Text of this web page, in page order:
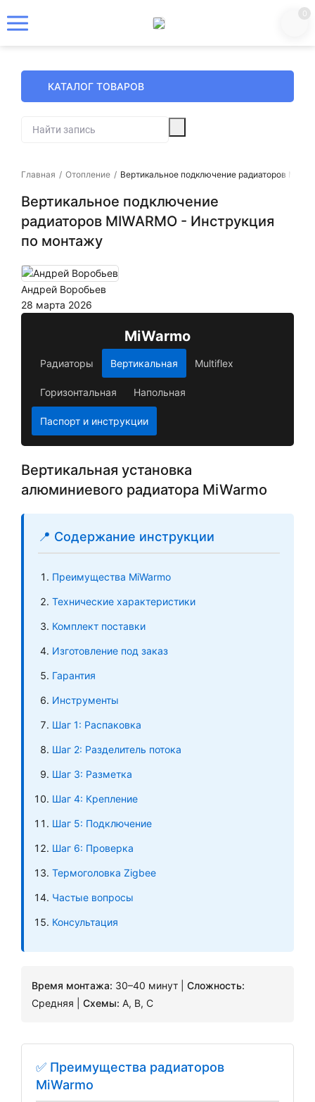
0
КАТАЛОГ ТОВАРОВ
Главная / Отопление / Вертикальное подключение радиаторов
Вертикальное подключение
радиаторов MIWARMO - Инструкция
по монтажу
Андрей Воробьев
28 марта 2026
MiWarmo
Радиаторы Вертикальная Multiflex
Горизонтальная Напольная
Паспорт и инструкции
Вертикальная установка
алюминиевого радиатора MiWarmo
📍 Содержание инструкции
Преимущества MiWarmo
Технические характеристики
Комплект поставки
Изготовление под заказ
Гарантия
Инструменты
Шаг 1: Распаковка
Шаг 2: Разделитель потока
Шаг 3: Разметка
Шаг 4: Крепление
Шаг 5: Подключение
Шаг 6: Проверка
Термоголовка Zigbee
Частые вопросы
Консультация
Время монтажа: 30–40 минут | Сложность:
Средняя | Схемы: A, B, C
✅ Преимущества радиаторов
MiWarmo